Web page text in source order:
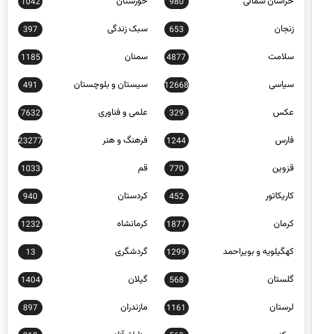
زنجان 653 سبک زندگی 397
سلامت 4877 سمنان 1185
سیاسی 12668 سیستان و بلوچستان 491
عکس 329 علمی و فناوری 7632
فارس 1244 فرهنگ و هنر 23277
قزوین 770 قم 1033
کاریکاتور 452 کردستان 940
کرمان 1877 کرمانشاه 1232
کهگیلویه و بویراحمد 1299 گردشگری 13
گلستان 568 گیلان 1404
لرستان 1161 مازندران 897
مرکزی 563 مناطق آزاد 218